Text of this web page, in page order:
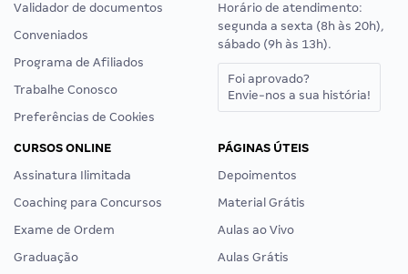
Validador de documentos
Conveniados
Programa de Afiliados
Trabalhe Conosco
Preferências de Cookies
Horário de atendimento:
segunda a sexta (8h às 20h),
sábado (9h às 13h).
Foi aprovado?
Envie-nos a sua história!
CURSOS ONLINE
Assinatura Ilimitada
Coaching para Concursos
Exame de Ordem
Graduação
PÁGINAS ÚTEIS
Depoimentos
Material Grátis
Aulas ao Vivo
Aulas Grátis